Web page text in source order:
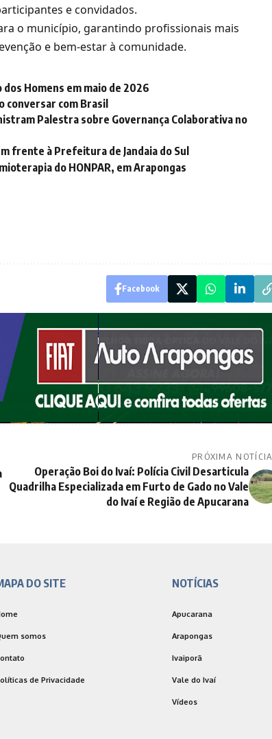
e convidados.
o município, garantindo profissionais mais
e bem-estar à comunidade.
dos Homens em maio de 2026
conversar com Brasil
Palestra sobre Governança Colaborativa no
frente à Prefeitura de Jandaia do Sul
do HONPAR, em Arapongas
Facebook
PRÓXIMA NOTÍCIA
Operação Boi do Ivaí: Polícia Civil Desarticula
Quadrilha Especializada em Furto de Gado no Vale
do Ivaí e Região de Apucarana
DO SITE
somos
de Privacidade
NOTÍCIAS
Apucarana
Arapongas
Ivaiporã
Vale do Ivaí
Vídeos